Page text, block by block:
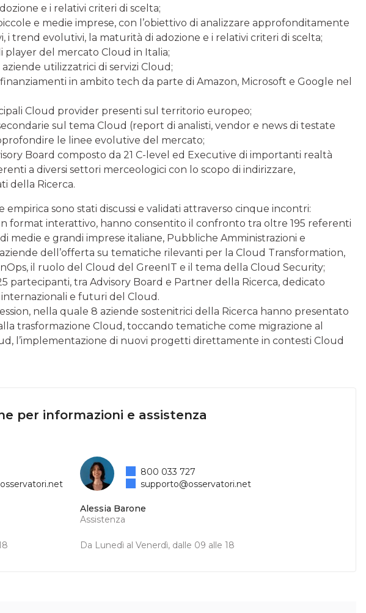
e i relativi criteri di scelta;
e medie imprese, con l’obiettivo di analizzare approfonditamente
i trend evolutivi, la maturità di adozione e i relativi criteri di scelta;
del mercato Cloud in Italia;
utilizzatrici di servizi Cloud;
in ambito tech da parte di Amazon, Microsoft e Google nel
Cloud provider presenti sul territorio europeo;
sul tema Cloud (report di analisti, vendor e news di testate
le linee evolutive del mercato;
Board composto da 21 C-level ed Executive di importanti realtà
a diversi settori merceologici con lo scopo di indirizzare,
della Ricerca.
sono stati discussi e validati attraverso cinque incontri:
format interattivo, hanno consentito il confronto tra oltre 195 referenti
medie e grandi imprese italiane, Pubbliche Amministrazioni e
dell’offerta su tematiche rilevanti per la Cloud Transformation,
il ruolo del Cloud del GreenIT e il tema della Cloud Security;
partecipanti, tra Advisory Board e Partner della Ricerca, dedicato
e futuri del Cloud.
nella quale 8 aziende sostenitrici della Ricerca hanno presentato
trasformazione Cloud, toccando tematiche come migrazione al
l’implementazione di nuovi progetti direttamente in contesti Cloud
per informazioni e assistenza
Alessia Barone
Assistenza
Da Lunedì al Venerdì, dalle 09 alle 18
800 033 727
supporto@osservatori.net